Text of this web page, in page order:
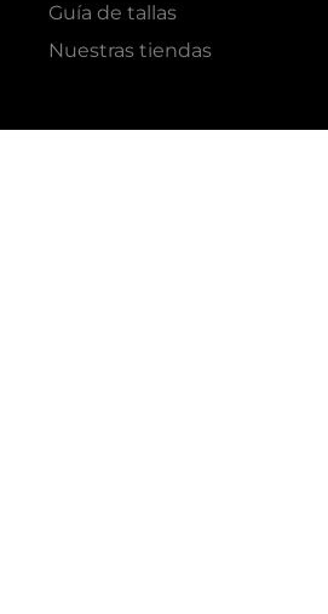
Guía de tallas
Nuestras tiendas